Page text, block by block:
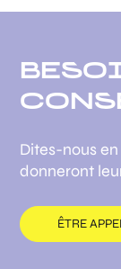
Dites-nous
donneront
ÊTRE